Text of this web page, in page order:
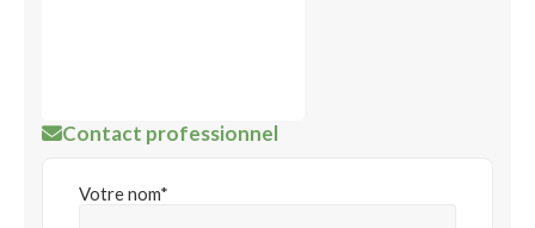
Contact professionnel
Votre nom*